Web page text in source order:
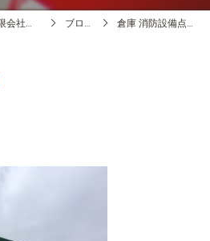
名古屋市の消防点検は有限会社創功 ブログ 倉庫 消防設備点検